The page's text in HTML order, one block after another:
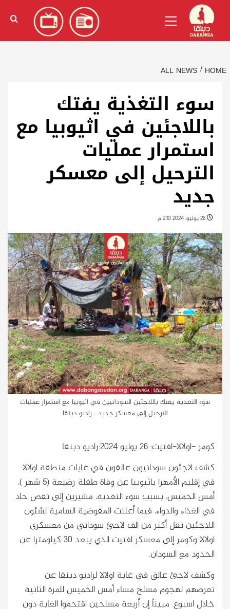
content
الإنجليزية)
Menu
HOME
ALL NEWS
سوء التغذية يفتك
باللاجئين في اثيوبيا مع
استمرار عمليات
الترحيل إلى معسكر
جديد
سوء التغذية يفتك باللاجئين السودانيين في اثيوبيا مع استمرار عمليات
الترحيل إلى معسكر جديد ـ راديو دبنقا
كومر -اولالا-افتيت: 26 يوليو 2024:راديو دبنقا
كشف لاجئون سودانيون عالقون في غابات منطقة اولالا
في إقليم الأمهرا باثيوبيا عن وفاة طفلة رضيعة (5 شهر )،
أمس الخميس، بسبب سوء التغذية، مشيرين إلى نقص حاد
في الغذاء والدواء، فيما أعلنت المفوضية السامية لشئون
اللاجئين نقل أكثر من الف لاجئ سوداني من معسكري
اولالا وكومر إلى معسكر افتيت الذي يبعد 30 كيلومترا عن
الحدود مع السودان.
وكشف لاجئ عالق في غابة اولالا لراديو دبنقا عن
تعرضهم لهجوم مسلح مساء أمس الخميس للمرة الثانية
خلال اسبوع. مبيناً إن أربعة مسلحين اقتحموا الغابة دون